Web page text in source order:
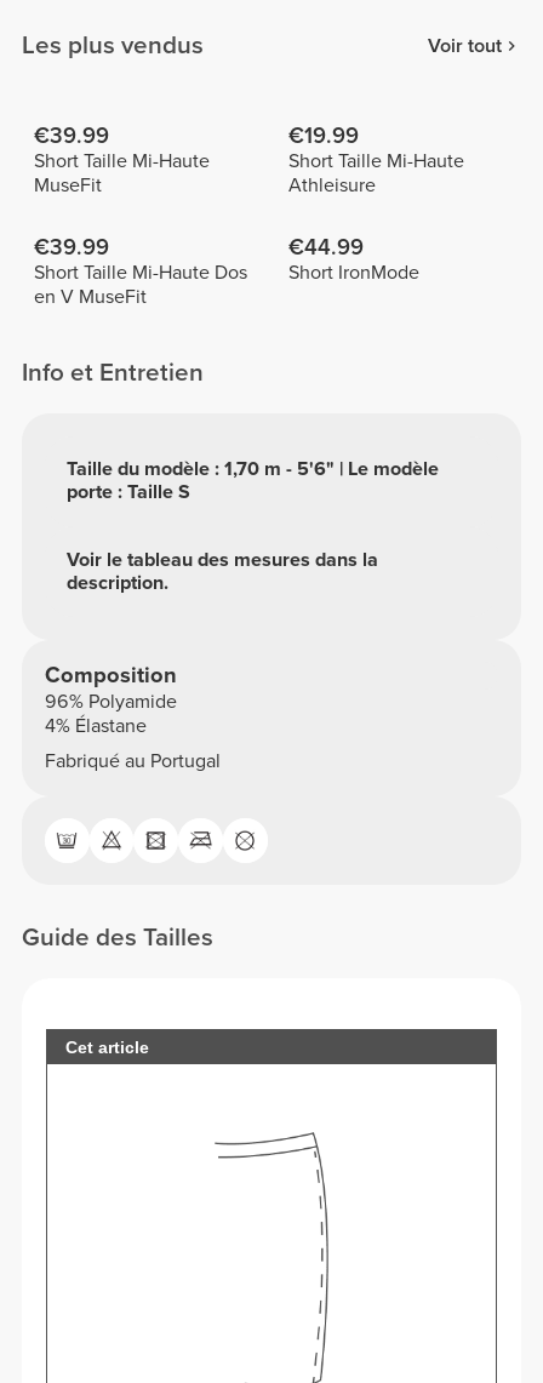
Les plus vendus Voir tout
€39.99
Short Taille Mi-Haute
MuseFit
€19.99
Short Taille Mi-Haute
Athleisure
€39.99
Short Taille Mi-Haute Dos
en V MuseFit
€44.99
Short IronMode
Info et Entretien
Voir le tableau des mesures dans la
description.
Taille du modèle : 1,70 m - 5'6" | Le modèle
porte : Taille S
Composition
96% Polyamide
4% Élastane
Fabriqué au Portugal
Guide des Tailles
Cet article